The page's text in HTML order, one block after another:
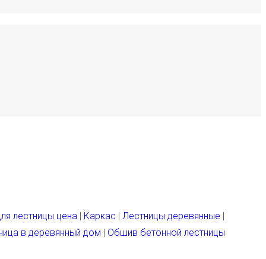
лестницы цена | Каркас | Лестницы деревянные |
в деревянный дом | Обшив бетонной лестницы